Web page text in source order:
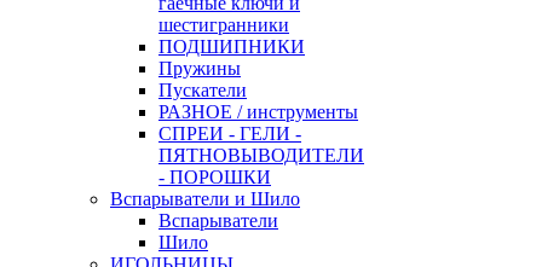
шестигранники
ПОДШИПНИКИ
Пружины
Пускатели
РАЗНОЕ / инструменты
СПРЕИ - ГЕЛИ -
ПЯТНОВЫВОДИТЕЛИ
- ПОРОШКИ
Вспарыватели и Шило
Вспарыватели
Шило